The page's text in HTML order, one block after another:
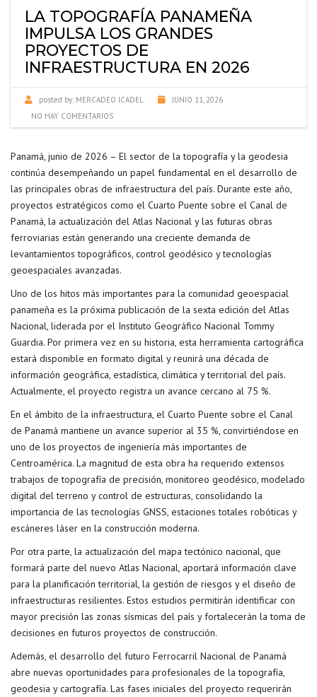
LA TOPOGRAFÍA PANAMEÑA
IMPULSA LOS GRANDES
PROYECTOS DE
INFRAESTRUCTURA EN 2026
posted by: MERCADEO ICADEL
JUNIO 11, 2026
NO HAY COMENTARIOS
Panamá, junio de 2026 – El sector de la topografía y la geodesia
continúa desempeñando un papel fundamental en el desarrollo de
las principales obras de infraestructura del país. Durante este año,
proyectos estratégicos como el Cuarto Puente sobre el Canal de
Panamá, la actualización del Atlas Nacional y las futuras obras
ferroviarias están generando una creciente demanda de
levantamientos topográficos, control geodésico y tecnologías
geoespaciales avanzadas.
Uno de los hitos más importantes para la comunidad geoespacial
panameña es la próxima publicación de la sexta edición del Atlas
Nacional, liderada por el Instituto Geográfico Nacional Tommy
Guardia. Por primera vez en su historia, esta herramienta cartográfica
estará disponible en formato digital y reunirá una década de
información geográfica, estadística, climática y territorial del país.
Actualmente, el proyecto registra un avance cercano al 75 %.
En el ámbito de la infraestructura, el Cuarto Puente sobre el Canal
de Panamá mantiene un avance superior al 35 %, convirtiéndose en
uno de los proyectos de ingeniería más importantes de
Centroamérica. La magnitud de esta obra ha requerido extensos
trabajos de topografía de precisión, monitoreo geodésico, modelado
digital del terreno y control de estructuras, consolidando la
importancia de las tecnologías GNSS, estaciones totales robóticas y
escáneres láser en la construcción moderna.
Por otra parte, la actualización del mapa tectónico nacional, que
formará parte del nuevo Atlas Nacional, aportará información clave
para la planificación territorial, la gestión de riesgos y el diseño de
infraestructuras resilientes. Estos estudios permitirán identificar con
mayor precisión las zonas sísmicas del país y fortalecerán la toma de
decisiones en futuros proyectos de construcción.
Además, el desarrollo del futuro Ferrocarril Nacional de Panamá
abre nuevas oportunidades para profesionales de la topografía,
geodesia y cartografía. Las fases iniciales del proyecto requerirán